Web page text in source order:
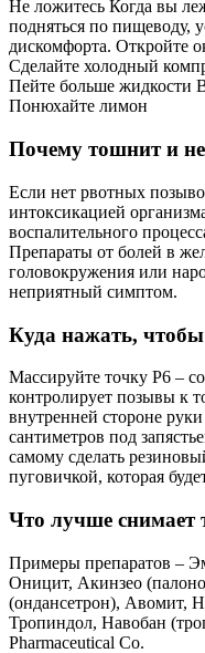
Не ложитесь Когда вы
подняться по пищеводу,
дискомфорта. Откройте
Сделайте холодный
Пейте больше жидкости
Понюхайте лимон
Почему тошнит и не
Если нет рвотных
интоксикацией
воспалительного
Препараты от болей в
головокружения или
неприятный симптом.
Куда нажать,
Массируйте точку Р6 –
контролирует позывы к
внутренней стороне
сантиметров под
самому сделать
пуговичкой, которая
Что лучше снимает
Примеры препаратов –
Оницит, Акинзео
(ондансетрон), Авомит,
Тропиндол, Навобан
Pharmaceutical Co.